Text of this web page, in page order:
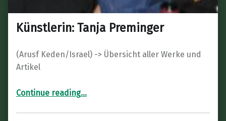
Künstlerin: Tanja Preminger
(Arusf Keden/Israel) -> Übersicht aller Werke und
Artikel
Continue reading…